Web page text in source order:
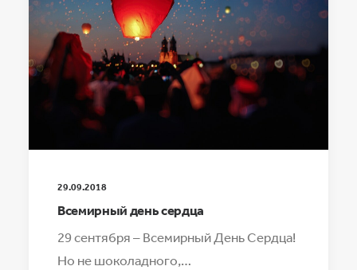
29.09.2018
Всемирный день сердца
29 сентября – Всемирный День Сердца!
Но не шоколадного,…